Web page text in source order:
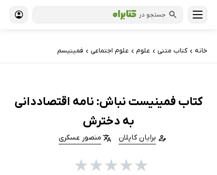
جستجو در
خانه › کتاب‌ متنی › علوم › علوم اجتماعی › فمینیسم
کتاب فمینیست نباش: نامه اقتصاددانی
به دخترش
برایان کاپلان منصور عسکری
★
★
★
★
★